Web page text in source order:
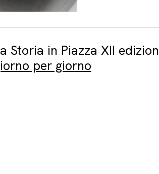
Storia in Piazza XII
per giorno